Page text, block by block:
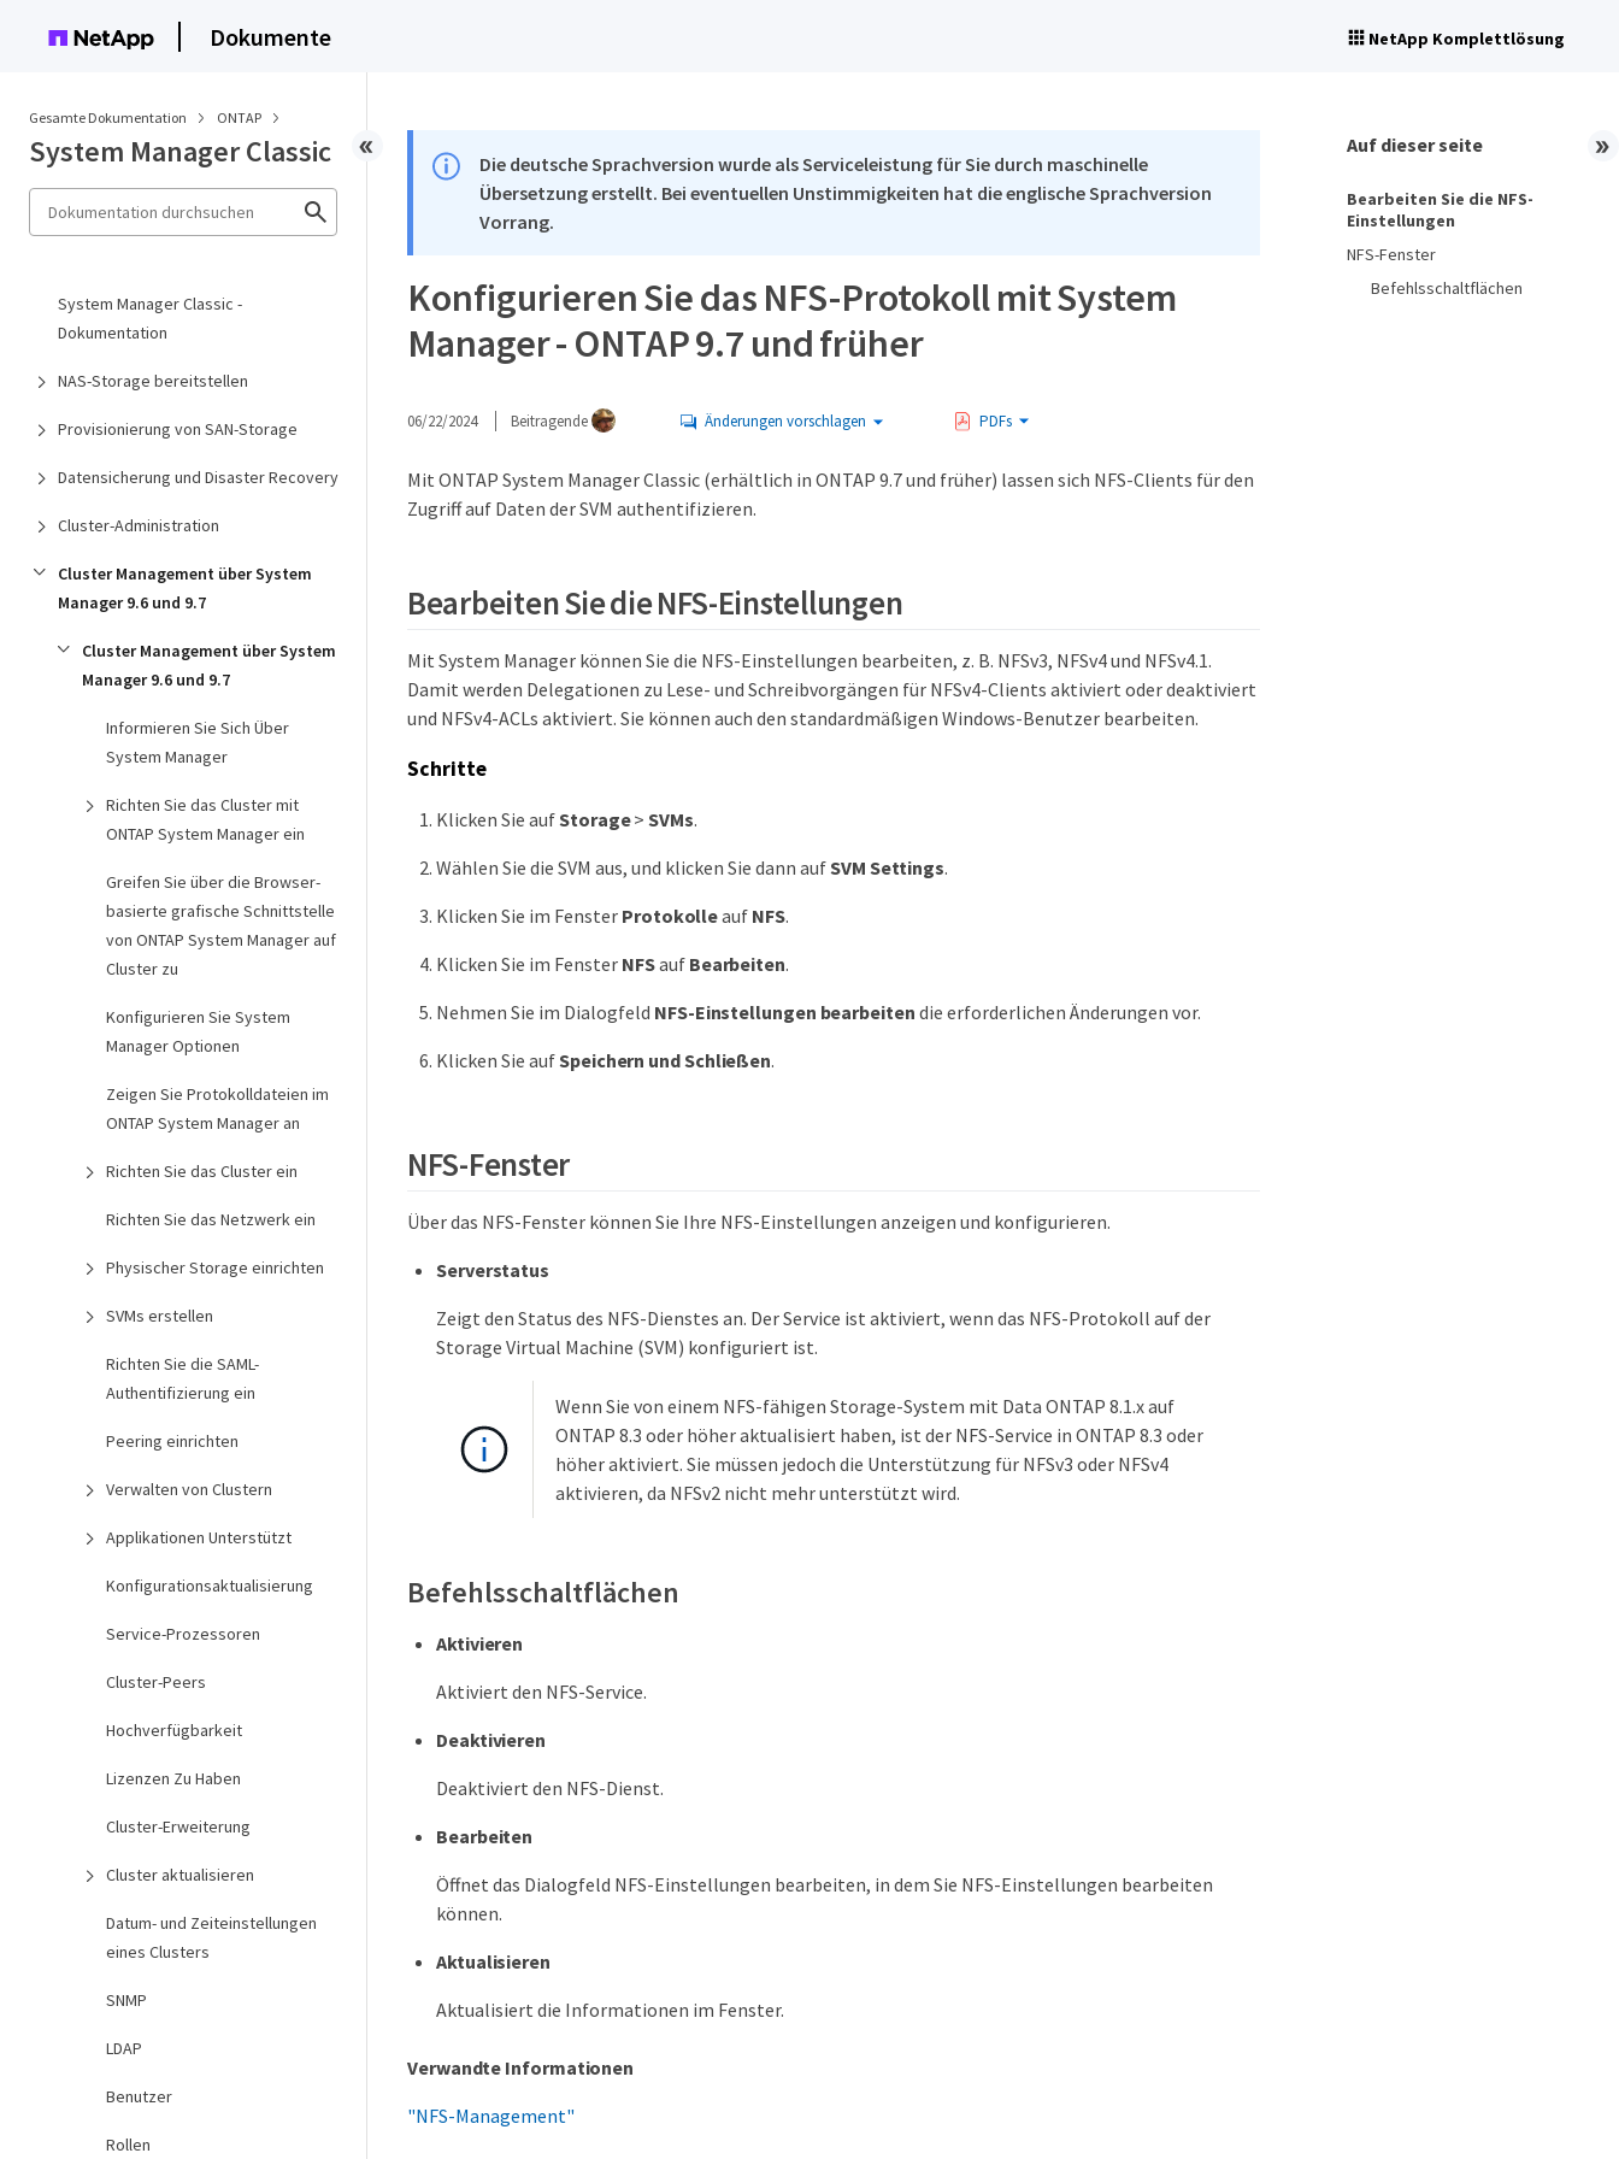
Dokumente NetApp Komplettlösung
Gesamte Dokumentation ONTAP
System Manager Classic
System Manager Classic -
Dokumentation
NAS-Storage bereitstellen
Provisionierung von SAN-Storage
Datensicherung und Disaster Recovery
Cluster-Administration
Cluster Management über System
Manager 9.6 und 9.7
Cluster Management über System
Manager 9.6 und 9.7
Informieren Sie Sich Über
System Manager
Richten Sie das Cluster mit
ONTAP System Manager ein
Greifen Sie über die Browser-
basierte grafische Schnittstelle
von ONTAP System Manager auf
Cluster zu
Konfigurieren Sie System
Manager Optionen
Zeigen Sie Protokolldateien im
ONTAP System Manager an
Richten Sie das Cluster ein
Richten Sie das Netzwerk ein
Physischer Storage einrichten
SVMs erstellen
Richten Sie die SAML-
Authentifizierung ein
Peering einrichten
Verwalten von Clustern
Applikationen Unterstützt
Konfigurationsaktualisierung
Service-Prozessoren
Cluster-Peers
Hochverfügbarkeit
Lizenzen Zu Haben
Cluster-Erweiterung
Cluster aktualisieren
Datum- und Zeiteinstellungen
eines Clusters
SNMP
LDAP
Benutzer
Rollen
Die deutsche Sprachversion wurde als Serviceleistung für Sie durch maschinelle
Übersetzung erstellt. Bei eventuellen Unstimmigkeiten hat die englische Sprachversion
Vorrang.
Konfigurieren Sie das NFS-Protokoll mit System
Manager - ONTAP 9.7 und früher
06/22/2024 Beitragende Änderungen vorschlagen PDFs
Mit ONTAP System Manager Classic (erhältlich in ONTAP 9.7 und früher) lassen sich NFS-Clients für den
Zugriff auf Daten der SVM authentifizieren.
Bearbeiten Sie die NFS-Einstellungen
Mit System Manager können Sie die NFS-Einstellungen bearbeiten, z. B. NFSv3, NFSv4 und NFSv4.1.
Damit werden Delegationen zu Lese- und Schreibvorgängen für NFSv4-Clients aktiviert oder deaktiviert
und NFSv4-ACLs aktiviert. Sie können auch den standardmäßigen Windows-Benutzer bearbeiten.
Schritte
Klicken Sie aufStorage>SVMs.
Wählen Sie die SVM aus, und klicken Sie dann aufSVM Settings.
Klicken Sie im Fenster Protokolleauf NFS.
Klicken Sie im Fenster NFSauf Bearbeiten.
Nehmen Sie im Dialogfeld NFS-Einstellungen bearbeiten die erforderlichen Änderungen vor.
Klicken Sie aufSpeichern und Schließen.
NFS-Fenster
Über das NFS-Fenster können Sie Ihre NFS-Einstellungen anzeigen und konfigurieren.
Serverstatus
Zeigt den Status des NFS-Dienstes an. Der Service ist aktiviert, wenn das NFS-Protokoll auf der
Storage Virtual Machine (SVM) konfiguriert ist.
Wenn Sie von einem NFS-fähigen Storage-System mit Data ONTAP 8.1.x auf
ONTAP 8.3 oder höher aktualisiert haben, ist der NFS-Service in ONTAP 8.3 oder
höher aktiviert. Sie müssen jedoch die Unterstützung für NFSv3 oder NFSv4
aktivieren, da NFSv2 nicht mehr unterstützt wird.
Befehlsschaltflächen
Aktivieren
Aktiviert den NFS-Service.
Deaktivieren
Deaktiviert den NFS-Dienst.
Bearbeiten
Öffnet das Dialogfeld NFS-Einstellungen bearbeiten, in dem Sie NFS-Einstellungen bearbeiten
können.
Aktualisieren
Aktualisiert die Informationen im Fenster.
Verwandte Informationen
"NFS-Management"
Auf dieser seite
Bearbeiten Sie die NFS-
Einstellungen
NFS-Fenster
Befehlsschaltflächen